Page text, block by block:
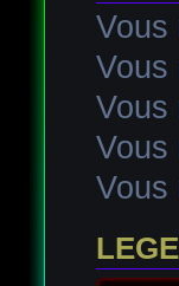
Vous
Vous
Vous
Vous
Vous